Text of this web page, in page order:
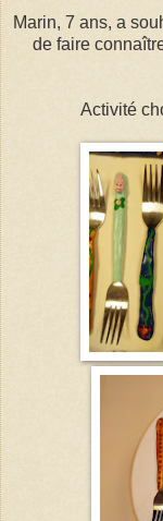
Marin, 7 ans, a
de faire
Activité